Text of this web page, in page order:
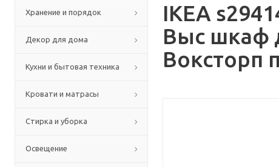
Хранение и порядок
Декор для дома
Кухни и бытовая техника
Кровати и матрасы
Стирка и уборка
Освещение
IKEA
Выс шкаф
Воксторп